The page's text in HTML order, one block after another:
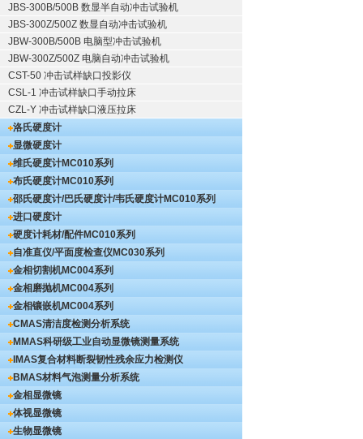
JBS-300B/500B 数显半自动冲击试验机
JBS-300Z/500Z 数显自动冲击试验机
JBW-300B/500B 电脑型冲击试验机
JBW-300Z/500Z 电脑自动冲击试验机
CST-50 冲击试样缺口投影仪
CSL-1 冲击试样缺口手动拉床
CZL-Y 冲击试样缺口液压拉床
洛氏硬度计
显微硬度计
维氏硬度计MC010系列
布氏硬度计MC010系列
邵氏硬度计/巴氏硬度计/韦氏硬度计MC010系列
进口硬度计
硬度计耗材/配件MC010系列
自准直仪/平面度检查仪MC030系列
金相切割机MC004系列
金相磨抛机MC004系列
金相镶嵌机MC004系列
CMAS清洁度检测分析系统
MMAS科研级工业自动显微镜测量系统
IMAS复合材料断裂韧性残余应力检测仪
BMAS材料气泡测量分析系统
金相显微镜
体视显微镜
生物显微镜